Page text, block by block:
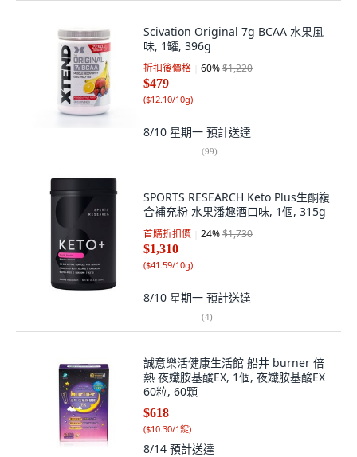
Scivation Original 7g BCAA 水果風
味, 1罐, 396g
折扣後價格 60%$1,220
$479
($12.10/10g)
8/10 星期一 預計送達
(99)
SPORTS RESEARCH Keto Plus生酮複
合補充粉 水果潘趣酒口味, 1個, 315g
首購折扣價 24%$1,730
$1,310
($41.59/10g)
8/10 星期一 預計送達
(4)
誠意樂活健康生活館 船井 burner 倍
熱 夜孅胺基酸EX, 1個, 夜孅胺基酸EX
60粒, 60顆
$618
($10.30/1錠)
8/14 預計送達